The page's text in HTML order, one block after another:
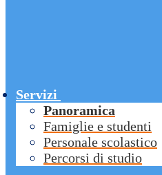
Servizi
Panoramica
Famiglie e studenti
Personale scolastico
Percorsi di studio